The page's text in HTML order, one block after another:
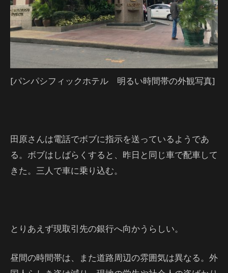
[パンパシフィックホテル 明るい時間帯の外観写真]
田原さんは電話でボブに指示を送っているようであ
る。ボブはしばらくすると、昨日と同じ車で配車して
きた。三人で車に乗り込む。
とりあえず現取引先の銀行へ向かうらしい。
昼間の時間帯は、また道路周辺の雰囲気は異なる。外